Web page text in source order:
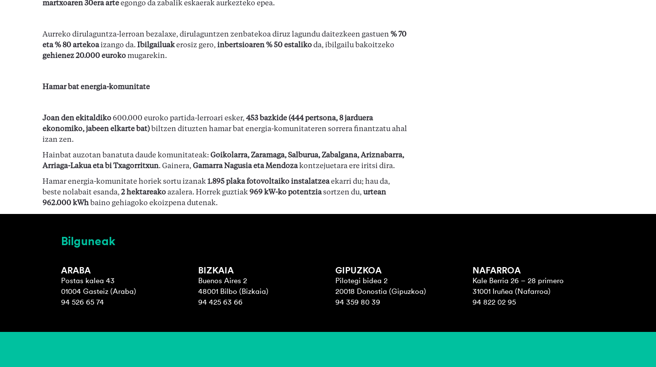
martxoaren 30era arte egongo da zabalik eskaerak aurkezteko epea.
Aurreko dirulaguntza-lerroan bezalaxe, dirulaguntzen zenbatekoa diruz lagundu daitezkeen gastuen % 70
eta % 80 artekoaizango da. Ibilgailuak erosiz gero, inbertsioaren % 50 estaliko da, ibilgailu bakoitzeko
gehienez 20.000 euroko mugarekin.
Hamar bat energia-komunitate
Joan den ekitaldiko 600.000 euroko partida-lerroari esker, 453 bazkide (444 pertsona, 8 jarduera
ekonomiko, jabeen elkarte bat) biltzen dituzten hamar bat energia-komunitateren sorrera finantzatu ahal
izan zen.
Hainbat auzotan banatuta daude komunitateak: Goikolarra, Zaramaga, Salburua, Zabalgana, Ariznabarra,
Arriaga-Lakua eta bi Txagorritxun. Gainera, Gamarra Nagusia eta Mendozakontzejuetara ere iritsi dira.
Hamar energia-komunitate horiek sortu izanak 1.895 plaka fotovoltaiko instalatzeaekarri du; hau da,
beste nolabait esanda, 2 hektareako azalera. Horrek guztiak 969 kW-ko potentziasortzen du, urtean
962.000 kWh baino gehiagoko ekoizpena dutenak.
Bilguneak
ARABA
Postas kalea 43
01004 Gasteiz (Araba)
94 526 65 74
BIZKAIA
Buenos Aires 2
48001 Bilbo (Bizkaia)
94 425 63 66
GIPUZKOA
Pilotegi bidea 2
20018 Donostia (Gipuzkoa)
94 359 80 39
NAFARROA
Kale Berria 26 – 28 primero
31001 Iruñea (Nafarroa)
94 822 02 95